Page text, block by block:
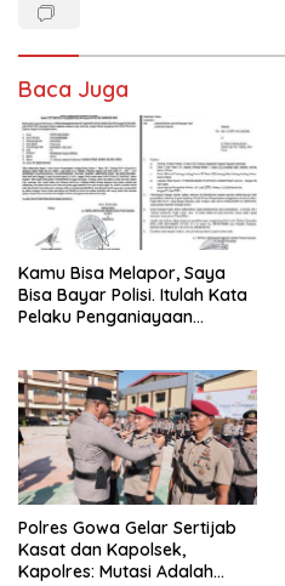
Baca Juga
Kamu Bisa Melapor, Saya
Bisa Bayar Polisi. Itulah Kata
Pelaku Penganiayaan
Ini Belum Di Tangkap
Polres Gowa Gelar Sertijab
Kasat dan Kapolsek,
Kapolres: Mutasi Adalah